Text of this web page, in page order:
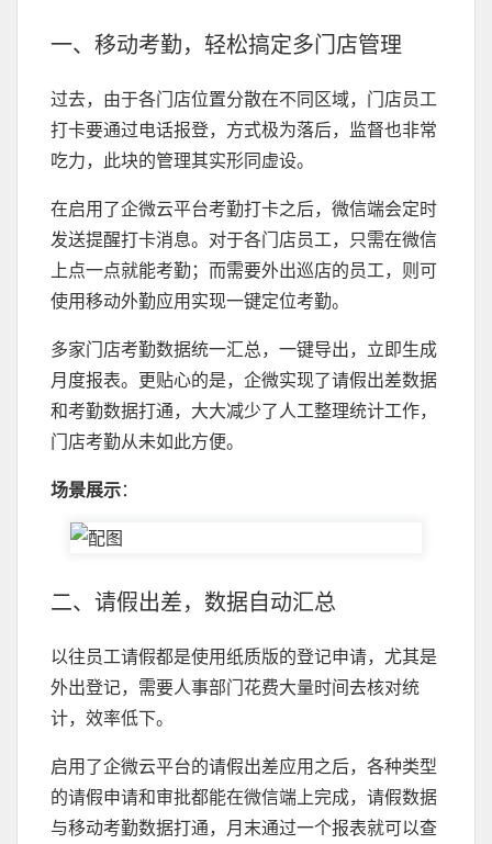
一、移动考勤，轻松搞定多门店管理
过去，由于各门店位置分散在不同区域，门店员工
打卡要通过电话报登，方式极为落后，监督也非常
吃力，此块的管理其实形同虚设。
在启用了企微云平台考勤打卡之后，微信端会定时
发送提醒打卡消息。对于各门店员工，只需在微信
上点一点就能考勤；而需要外出巡店的员工，则可
使用移动外勤应用实现一键定位考勤。
多家门店考勤数据统一汇总，一键导出，立即生成
月度报表。更贴心的是，企微实现了请假出差数据
和考勤数据打通，大大减少了人工整理统计工作，
门店考勤从未如此方便。
场景展示：
二、请假出差，数据自动汇总
以往员工请假都是使用纸质版的登记申请，尤其是
外出登记，需要人事部门花费大量时间去核对统
计，效率低下。
启用了企微云平台的请假出差应用之后，各种类型
的请假申请和审批都能在微信端上完成，请假数据
与移动考勤数据打通，月末通过一个报表就可以查